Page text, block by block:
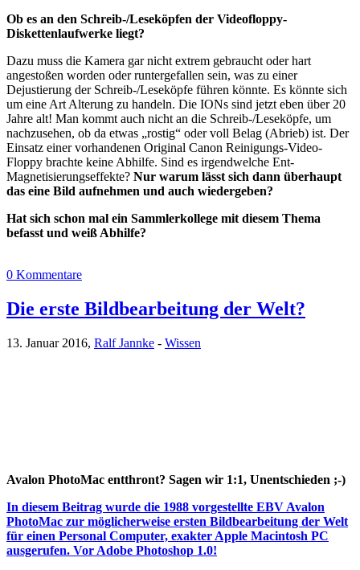
Ob es an den Schreib-/Leseköpfen der Videofloppy-
Diskettenlaufwerke liegt?
Dazu muss die Kamera gar nicht extrem gebraucht oder hart
angestoßen worden oder runtergefallen sein, was zu einer
Dejustierung der Schreib-/Leseköpfe führen könnte. Es könnte sich
um eine Art Alterung zu handeln. Die IONs sind jetzt eben über 20
Jahre alt! Man kommt auch nicht an die Schreib-/Leseköpfe, um
nachzusehen, ob da etwas „rostig“ oder voll Belag (Abrieb) ist. Der
Einsatz einer vorhandenen Original Canon Reinigungs-Video-
Floppy brachte keine Abhilfe. Sind es irgendwelche Ent-
Magnetisierungseffekte? Nur warum lässt sich dann überhaupt
das eine Bild aufnehmen und auch wiedergeben?
Hat sich schon mal ein Sammlerkollege mit diesem Thema
befasst und weiß Abhilfe?
0 Kommentare
Die erste Bildbearbeitung der Welt?
13. Januar 2016, Ralf Jannke - Wissen
Avalon PhotoMac entthront? Sagen wir 1:1, Unentschieden ;-)
In diesem Beitrag wurde die 1988 vorgestellte EBV Avalon
PhotoMac zur möglicherweise ersten Bildbearbeitung der Welt
für einen Personal Computer, exakter Apple Macintosh PC
ausgerufen. Vor Adobe Photoshop 1.0!